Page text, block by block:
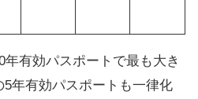
有効パスポートで最も大き
年有効パスポートも一律化